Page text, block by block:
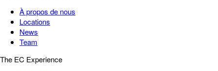
À propos de nous
Locations
News
Team
The EC Experience